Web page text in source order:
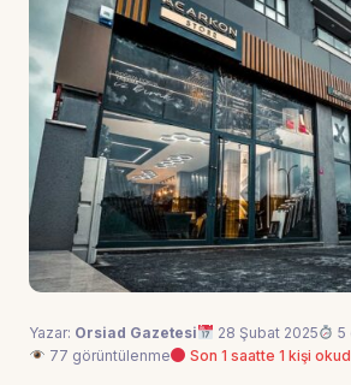
Yazar: Orsiad Gazetesi 28 Şubat 2025
5
77 görüntülenme
Son 1 saatte 1 kişi